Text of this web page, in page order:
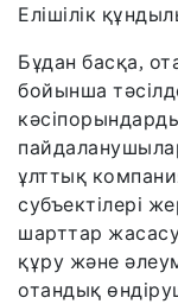
Елішілік
Бұдан басқа,
бойынша
ұлттық
субъектілері
шарттар
құру және
отандық